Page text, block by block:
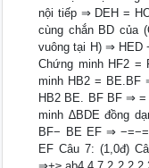
nội tiếp ⇒ DEH =
cùng chắn BD của
vuông tại H) ⇒
Chứng minh HF2 =
minh HB2 = BE.BF
HB2 BE. BF BF ⇒
minh ∆BDE đồng
BF− BE EF ⇒
EF Câu 7: (1,0đ)